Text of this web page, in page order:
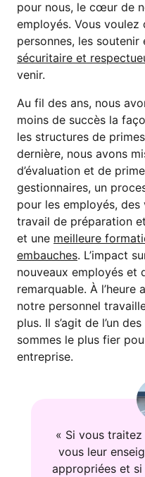
pour nous, le cœur de
employés. Vous
personnes, les soutenir
sécuritaire et
venir.
Au fil des ans, nous
moins de succès la
les structures de
dernière, nous avons
d’évaluation et de
gestionnaires, un
pour les employés,
travail de préparation
et une meilleure
embauches. L’impact
nouveaux employés et
remarquable. À l’heure
notre personnel
plus. Il s’agit de l’un
sommes le plus fier
entreprise.
« Si vous
vous leur
appropriées et